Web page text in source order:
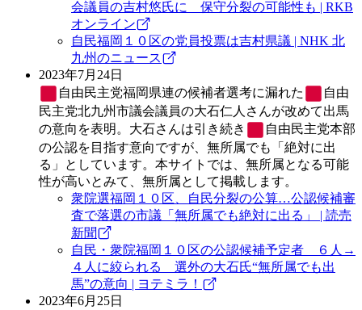
会議員の吉村悠氏に 保守分裂の可能性も | RKB
オンライン
自民福岡１０区の党員投票は吉村県議 | NHK 北
九州のニュース
2023年7月24日
自由民主党福岡県連の候補者選考に漏れた
自由
民主党北九州市議会議員の大石仁人さんが改めて出馬
の意向を表明。大石さんは引き続き
自由民主党本部
の公認を目指す意向ですが、無所属でも「絶対に出
る」としています。本サイトでは、無所属となる可能
性が高いとみて、無所属として掲載します。
衆院選福岡１０区、自民分裂の公算…公認候補審
査で落選の市議「無所属でも絶対に出る」 | 読売
新聞
自民・衆院福岡１０区の公認候補予定者 ６人→
４人に絞られる 選外の大石氏“無所属でも出
馬”の意向 | ヨテミラ！
2023年6月25日